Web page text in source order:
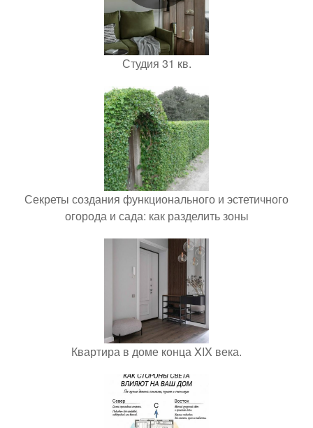
Студия 31 кв.
Секреты создания функционального и эстетичного
огорода и сада: как разделить зоны
Квартира в доме конца XIX века.